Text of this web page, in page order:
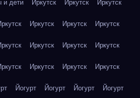
и дети Иркутск Иркутск Иркутск
Иркутск Иркутск Иркутск
Иркутск Иркутск Иркутск
Иркутск Иркутск Иркутск
Йогурт Йогурт Йогурт Йогурт